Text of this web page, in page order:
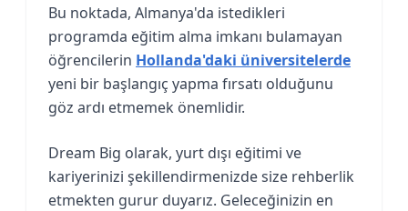
Bu noktada, Almanya'da istedikleri
programda eğitim alma imkanı bulamayan
öğrencilerin Hollanda'daki üniversitelerde
yeni bir başlangıç yapma fırsatı olduğunu
göz ardı etmemek önemlidir.
Dream Big olarak, yurt dışı eğitimi ve
kariyerinizi şekillendirmenizde size rehberlik
etmekten gurur duyarız. Geleceğinizin en